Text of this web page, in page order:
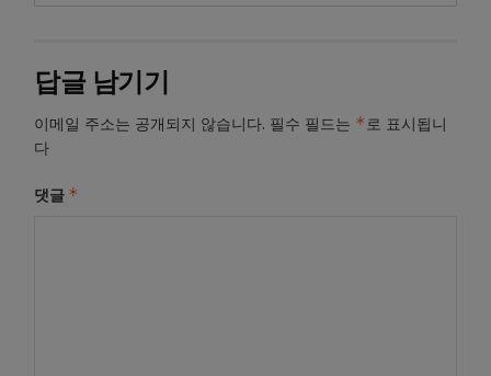
답글 남기기
이메일 주소는 공개되지 않습니다. 필수 필드는 *로 표시됩니
다
댓글 *